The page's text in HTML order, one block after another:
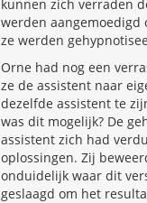
kunnen zich verraden
werden aangemoedigd
ze werden
Orne had nog een
ze de assistent naar
dezelfde assistent te
was dit mogelijk? De
assistent zich had
oplossingen. Zij
onduidelijk waar dit
geslaagd om het